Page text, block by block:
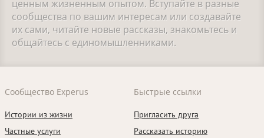
ценным жизненным опытом. Вступайте в разные
сообщества по вашим интересам или создавайте
их сами, читайте новые рассказы, знакомьтесь и
общайтесь с единомышленниками.
Сообщество Experus
Истории из жизни
Частные услуги
Быстрые ссылки
Пригласить друга
Рассказать историю